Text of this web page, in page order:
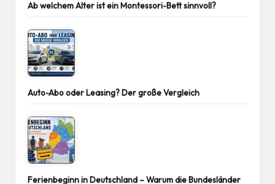
Ab welchem Alter ist ein Montessori-Bett sinnvoll?
Auto-Abo oder Leasing? Der große Vergleich
Ferienbeginn in Deutschland – Warum die Bundesländer